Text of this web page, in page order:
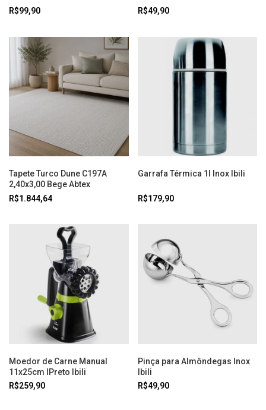
R$99,90
R$49,90
Tapete Turco Dune C197A
2,40x3,00 Bege Abtex
R$1.844,64
Garrafa Térmica 1l Inox Ibili
R$179,90
Moedor de Carne Manual
11x25cm IPreto Ibili
R$259,90
Pinça para Almôndegas Inox
Ibili
R$49,90